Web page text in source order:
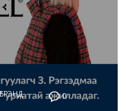
0